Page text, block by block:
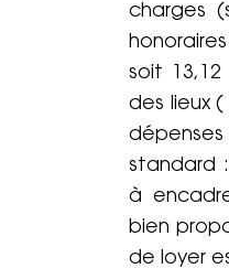
charges
soit
des lieux
standard
à
bien
de loyer